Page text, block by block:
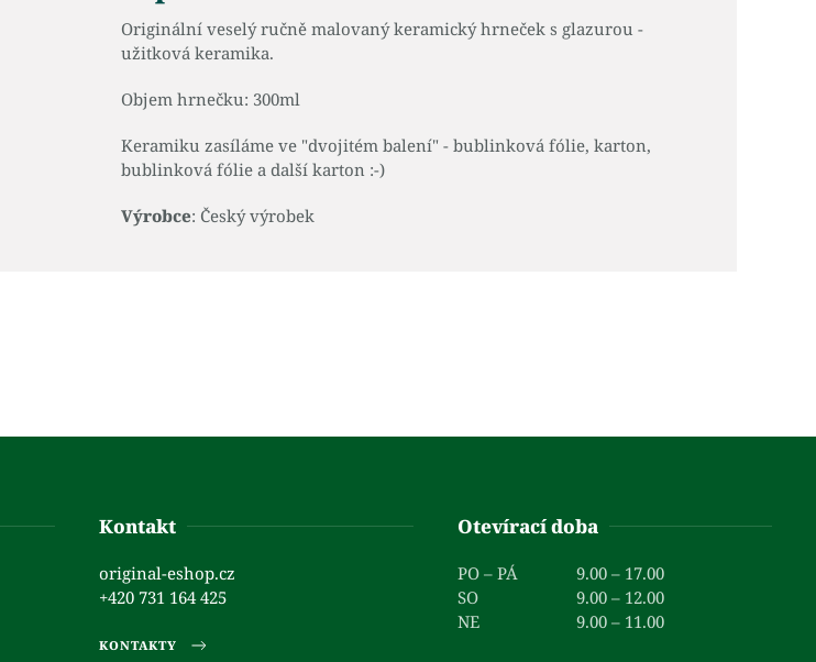
Originální veselý ručně malovaný keramický hrneček s glazurou -
užitková keramika.
Objem hrnečku: 300ml
Keramiku zasíláme ve "dvojitém balení" - bublinková fólie, karton,
bublinková fólie a další karton :-)
Výrobce: Český výrobek
Kontakt
original-eshop.cz
+420 731 164 425
KONTAKTY
Otevírací doba
PO – PÁ
9.00 – 17.00
SO
9.00 – 12.00
NE
9.00 – 11.00